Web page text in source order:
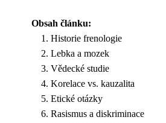
Obsah článku:
Historie frenologie
Lebka a mozek
Vědecké studie
Korelace vs. kauzalita
Etické otázky
Rasismus a diskriminace